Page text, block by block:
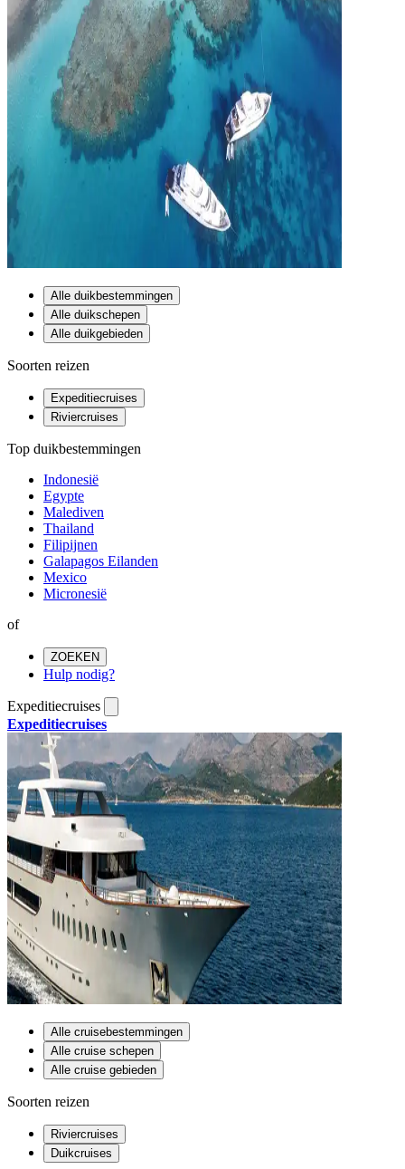
Alle duikbestemmingen
Alle duikschepen
Alle duikgebieden
Soorten reizen
Expeditiecruises
Riviercruises
Top duikbestemmingen
Indonesië
Egypte
Malediven
Thailand
Filipijnen
Galapagos Eilanden
Mexico
Micronesië
of
ZOEKEN
Hulp nodig?
Expeditiecruises
Expeditiecruises
Alle cruisebestemmingen
Alle cruise schepen
Alle cruise gebieden
Soorten reizen
Riviercruises
Duikcruises